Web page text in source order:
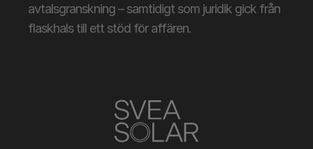
avtalsgranskning – samtidigt som juridik gick från
flaskhals till ett stöd för affären.